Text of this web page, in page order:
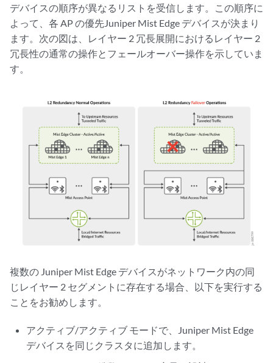
デバイスの順序が異なるリストを受信します。この順序に
よって、各 AP の優先Juniper Mist Edge デバイスが決まり
ます。次の図は、レイヤー 2 冗長展開におけるレイヤー 2
冗長性の通常の操作とフェールオーバー操作を示していま
す。
複数の Juniper Mist Edge デバイスがネットワーク内の同
じレイヤー 2 セグメントに存在する場合、以下を実行する
ことをお勧めします。
アクティブ/アクティブ モードで、Juniper Mist Edge
デバイスを同じクラスタに追加します。